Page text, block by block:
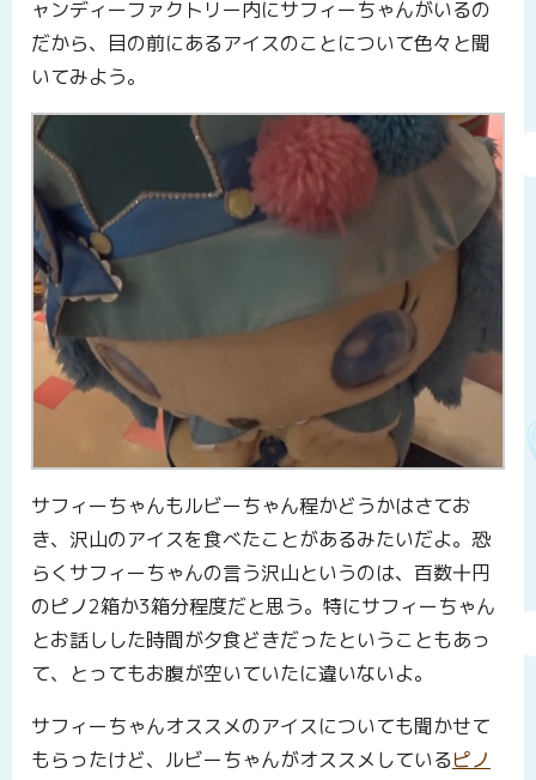
ャンディーファクトリー内にサフィーちゃんがいるの
だから、目の前にあるアイスのことについて色々と聞
いてみよう。
サフィーちゃんもルビーちゃん程かどうかはさてお
き、沢山のアイスを食べたことがあるみたいだよ。恐
らくサフィーちゃんの言う沢山というのは、百数十円
のピノ2箱か3箱分程度だと思う。特にサフィーちゃん
とお話しした時間が夕食どきだったということもあっ
て、とってもお腹が空いていたに違いないよ。
サフィーちゃんオススメのアイスについても聞かせて
もらったけど、ルビーちゃんがオススメしているピノ